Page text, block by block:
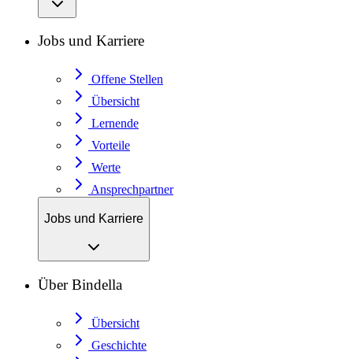
Jobs und Karriere
Offene Stellen
Übersicht
Lernende
Vorteile
Werte
Ansprechpartner
Jobs und Karriere
Über Bindella
Übersicht
Geschichte